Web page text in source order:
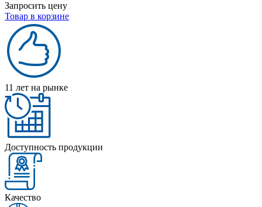
Запросить цену
Товар в корзине
11 лет на рынке
Доступность продукции
Качество